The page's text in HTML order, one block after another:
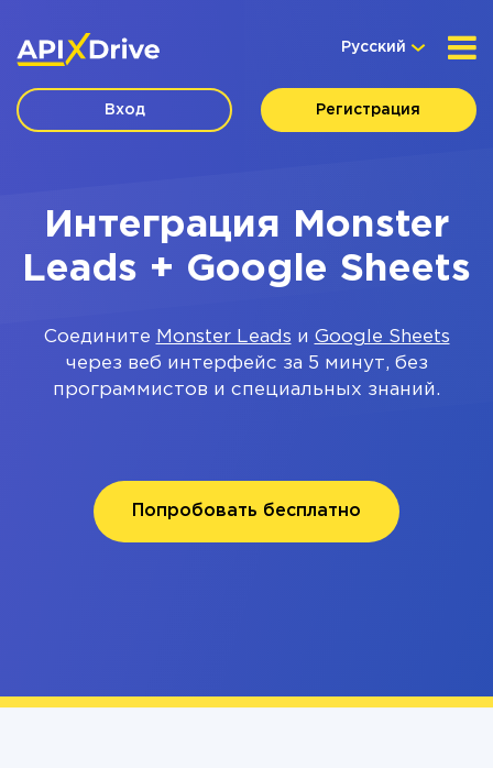
Русский
Вход Регистрация
Интеграция Monster
Leads + Google Sheets
Соедините Monster Leads и Google Sheets
через веб интерфейс за 5 минут, без
программистов и специальных знаний.
Попробовать бесплатно